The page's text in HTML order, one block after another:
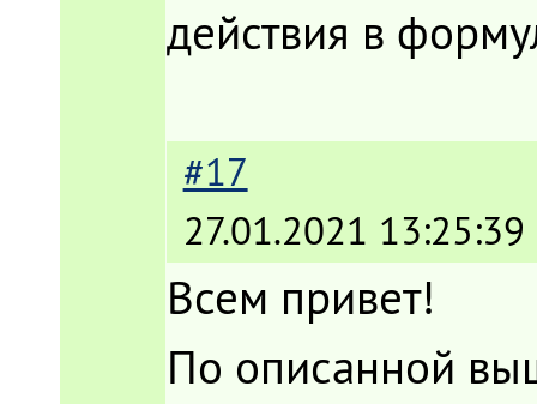
действия в
#17
27.01.2021 13:25:39
Всем привет!
По описанной